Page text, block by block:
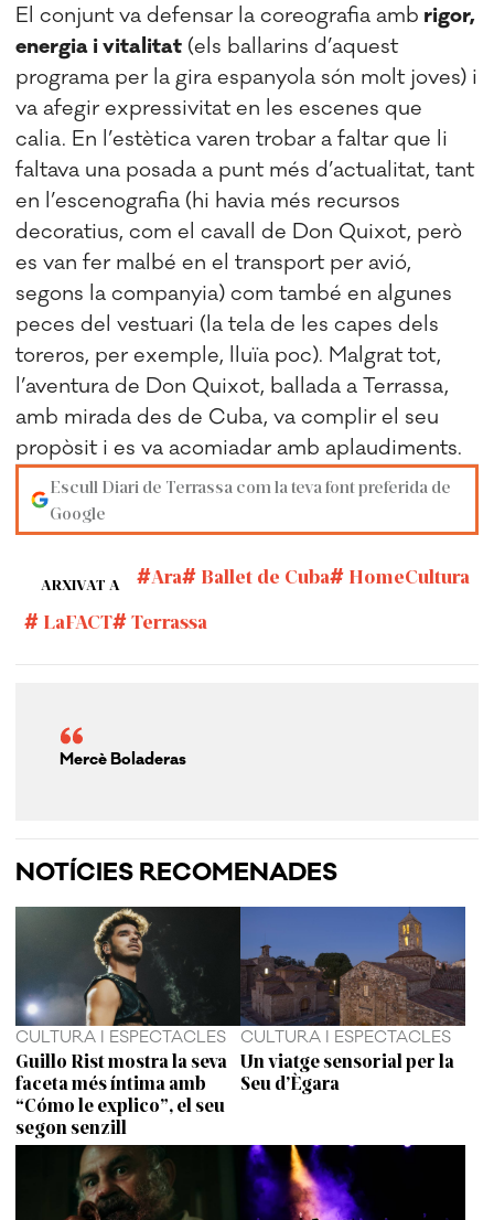
El conjunt va defensar la coreografia amb rigor,
energia i vitalitat (els ballarins d’aquest
programa per la gira espanyola són molt joves) i
va afegir expressivitat en les escenes que
calia. En l’estètica varen trobar a faltar que li
faltava una posada a punt més d’actualitat, tant
en l’escenografia (hi havia més recursos
decoratius, com el cavall de Don Quixot, però
es van fer malbé en el transport per avió,
segons la companyia) com també en algunes
peces del vestuari (la tela de les capes dels
toreros, per exemple, lluïa poc). Malgrat tot,
l’aventura de Don Quixot, ballada a Terrassa,
amb mirada des de Cuba, va complir el seu
propòsit i es va acomiadar amb aplaudiments.
Escull Diari de Terrassa com la teva font preferida de
Google
ARXIVAT A Ara Ballet de Cuba
HomeCultura
LaFACT
Terrassa
Mercè Boladeras
NOTÍCIES RECOMENADES
CULTURA I ESPECTACLES
Guillo Rist mostra la seva
faceta més íntima amb
“Cómo le explico”, el seu
segon senzill
CULTURA I ESPECTACLES
Un viatge sensorial per la
Seu d’Ègara